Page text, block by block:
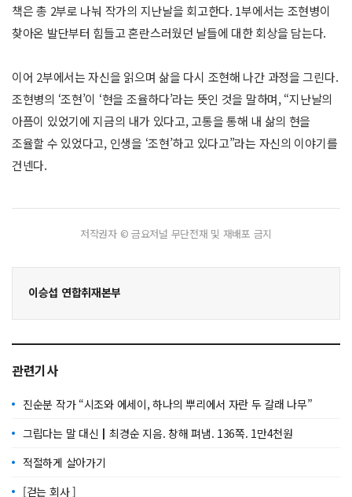
책은 총 2부로 나눠 작가의 지난날을 회고한다. 1부에서는 조현병이
찾아온 발단부터 힘들고 혼란스러웠던 날들에 대한 회상을 담는다.
이어 2부에서는 자신을 읽으며 삶을 다시 조현해 나간 과정을 그린다.
조현병의 ‘조현’이 ‘현을 조율하다’라는 뜻인 것을 말하며, “지난날의
아픔이 있었기에 지금의 내가 있다고, 고통을 통해 내 삶의 현을
조율할 수 있었다고, 인생을 ‘조현’하고 있다고”라는 자신의 이야기를
건넨다.
저작권자 © 금요저널 무단전재 및 재배포 금지
이승섭 연합취재본부
관련기사
진순분 작가 “시조와 에세이, 하나의 뿌리에서 자란 두 갈래 나무”
그립다는 말 대신┃최경순 지음. 창해 펴냄. 136쪽. 1만4천원
적절하게 살아가기
[걷는 회사 ]